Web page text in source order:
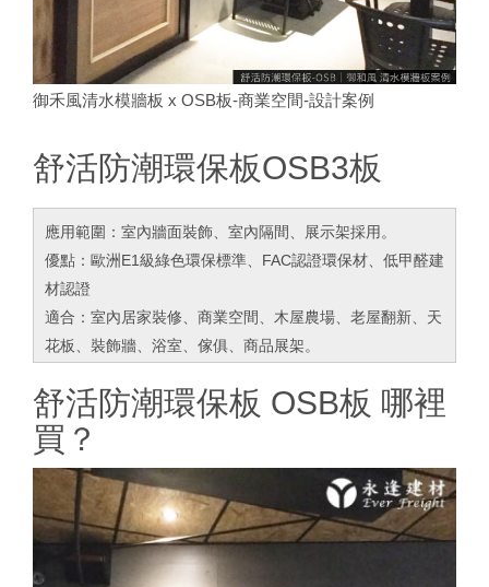
御禾風清水模牆板 x OSB板-商業空間-設計案例
舒活防潮環保板OSB3板
應用範圍：室內牆面裝飾、室內隔間、展示架採用。
優點：歐洲E1級綠色環保標準、FAC認證環保材、低甲醛建
材認證
適合：室內居家裝修、商業空間、木屋農場、老屋翻新、天
花板、裝飾牆、浴室、傢俱、商品展架。
舒活防潮環保板 OSB板 哪裡
買？